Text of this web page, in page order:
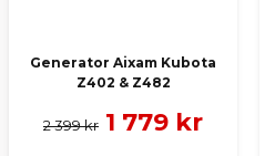
Generator Aixam Kubota
Z402 & Z482
2 399 kr 1 779 kr